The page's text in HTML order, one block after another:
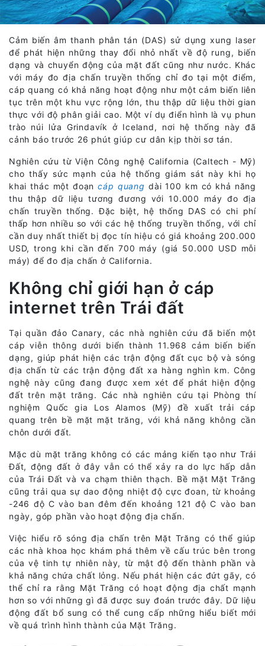
Cảm biến âm thanh phân tán (DAS) sử dụng xung laser
để phát hiện những thay đổi nhỏ nhất về độ rung, biến
dạng và chuyển động của mặt đất cũng như nước. Khác
với máy đo địa chấn truyền thống chỉ đo tại một điểm,
cáp quang có khả năng hoạt động như một cảm biến liên
tục trên một khu vực rộng lớn, thu thập dữ liệu thời gian
thực với độ phân giải cao. Một ví dụ điển hình là vụ phun
trào núi lửa Grindavík ở Iceland, nơi hệ thống này đã
cảnh báo trước 26 phút giúp cư dân kịp thời sơ tán.
Nghiên cứu từ Viện Công nghệ California (Caltech - Mỹ)
cho thấy sức mạnh của hệ thống giám sát này khi họ
khai thác một đoạncáp quang dài 100 km có khả năng
thu thập dữ liệu tương đương với 10.000 máy đo địa
chấn truyền thống. Đặc biệt, hệ thống DAS có chi phí
thấp hơn nhiều so với các hệ thống truyền thống, với chỉ
cần duy nhất thiết bị đọc tín hiệu có giá khoảng 200.000
USD, trong khi cần đến 700 máy (giá 50.000 USD mỗi
máy) để đo địa chấn ở California.
Không chỉ giới hạn ở cáp
internet trên Trái đất
Tại quần đảo Canary, các nhà nghiên cứu đã biến một
cáp viễn thông dưới biển thành 11.968 cảm biến biến
dạng, giúp phát hiện các trận động đất cục bộ và sóng
địa chấn từ các trận động đất xa hàng nghìn km. Công
nghệ này cũng đang được xem xét để phát hiện động
đất trên mặt trăng. Các nhà nghiên cứu tại Phòng thí
nghiệm Quốc gia Los Alamos (Mỹ) đề xuất trải cáp
quang trên bề mặt mặt trăng, với khả năng không cần
chôn dưới đất.
Mặc dù mặt trăng không có các mảng kiến tạo như Trái
Đất, động đất ở đây vẫn có thể xảy ra do lực hấp dẫn
của Trái Đất và va chạm thiên thạch. Bề mặt Mặt Trăng
cũng trải qua sự dao động nhiệt độ cực đoan, từ khoảng
-246 độ C vào ban đêm đến khoảng 121 độ C vào ban
ngày, góp phần vào hoạt động địa chấn.
Việc hiểu rõ sóng địa chấn trên Mặt Trăng có thể giúp
các nhà khoa học khám phá thêm về cấu trúc bên trong
của vệ tinh tự nhiên này, từ mật độ đến thành phần và
khả năng chứa chất lỏng. Nếu phát hiện các đứt gãy, có
thể chỉ ra rằng Mặt Trăng có hoạt động địa chất mạnh
hơn so với những gì đã được suy đoán trước đây. Dữ liệu
động đất bổ sung có thể cung cấp những hiểu biết mới
về quá trình hình thành của Mặt Trăng.